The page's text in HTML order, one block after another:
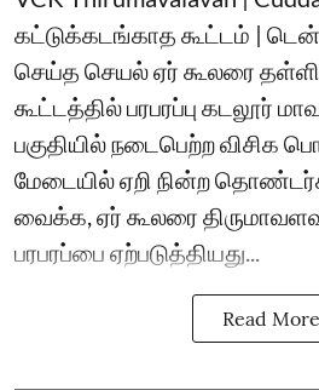
கட்டுக்கடங்காத கூட்டம் |
செய்த செயல் ஏர் கூலரை
கூட்டத்தில் பரபரப்பு கடலூர்
பகுதியில் நடைபெற்ற விசிக
மேடையில் ஏறி நின்ற
வைக்க, ஏர் கூலரை
பரபரப்பை ஏற்படுத்தியது...
Read More